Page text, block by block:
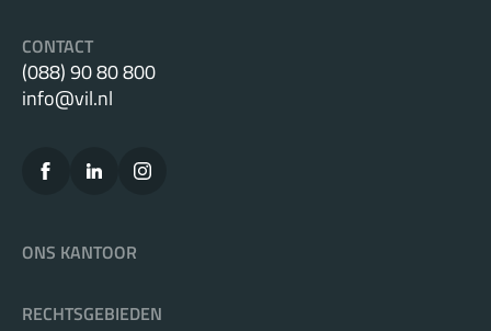
CONTACT
(088) 90 80 800
info@vil.nl
ONS KANTOOR
RECHTSGEBIEDEN